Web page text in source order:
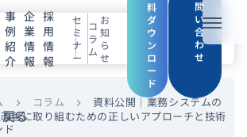
メニュ
事
例
紹
介
企
業
情
報
採
用
情
報
セ
ミ
ナ
ー
コ
ラ
ム
お
知
ら
せ
料
ダ
ウ
ン
ロ
ー
ド
問
い
合
わ
せ
る
chevron_right コラム chevron_right
資料公開｜業務システムの
善に取り組むための正しいアプローチと技術
ド